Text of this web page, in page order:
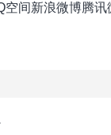
空间新浪微博腾讯